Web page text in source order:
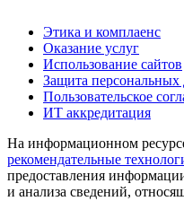
Этика и комплаенс
Оказание услуг
Использование сайтов
Защита
Пользовательское
ИТ аккредитация
На информационном
рекомендательные
предоставления
и анализа сведений,